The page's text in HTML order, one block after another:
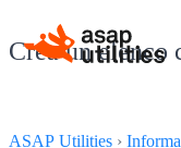
Crea un
ASAP Utilities ›